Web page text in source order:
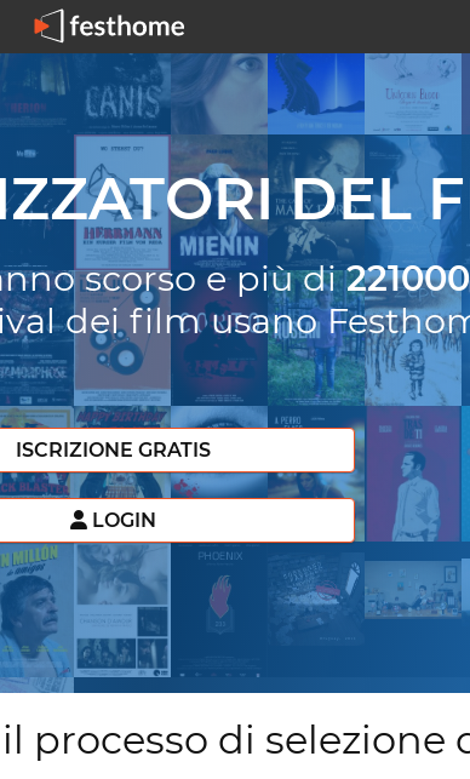
DEL
scorso e più di221000
dei film usano
ISCRIZIONE GRATIS
LOGIN
di selezione